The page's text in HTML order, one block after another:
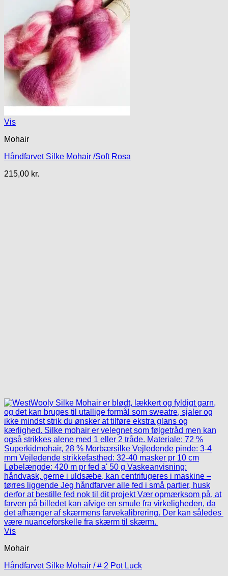
Vis
Mohair
Håndfarvet Silke Mohair /Soft Rosa
215,00 kr.
Vis
Mohair
Håndfarvet Silke Mohair / # 2 Pot Luck